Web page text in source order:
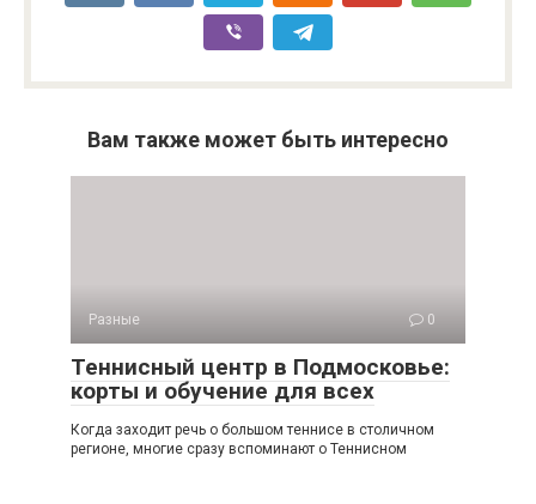
Вам также может быть интересно
Разные 0
Теннисный центр в Подмосковье:
корты и обучение для всех
Когда заходит речь о большом теннисе в столичном
регионе, многие сразу вспоминают о Теннисном